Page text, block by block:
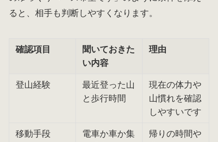
ると、相手も判断しやすくなります。
確認項目
聞いておきた
い内容
理由
登山経験
最近登った山
と歩行時間
現在の体力や
山慣れを確認
しやすいです
移動手段
電車か車か集
帰りの時間や